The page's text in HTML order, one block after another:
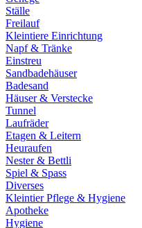
Ställe
Freilauf
Kleintiere Einrichtung
Napf & Tränke
Einstreu
Sandbadehäuser
Badesand
Häuser & Verstecke
Tunnel
Laufräder
Etagen & Leitern
Heuraufen
Nester & Bettli
Spiel & Spass
Diverses
Kleintier Pflege & Hygiene
Apotheke
Hygiene